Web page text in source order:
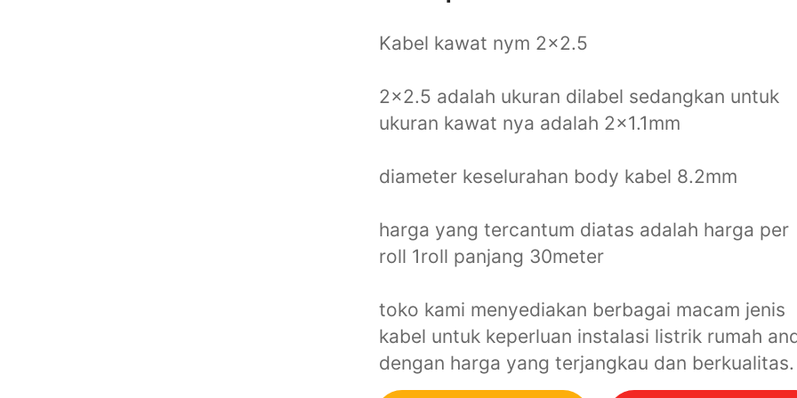
Kabel kawat nym 2x2.5
2x2.5 adalah ukuran dilabel sedangkan untuk
ukuran kawat nya adalah 2x1.1mm
diameter keselurahan body kabel 8.2mm
harga yang tercantum diatas adalah harga per
roll 1roll panjang 30meter
toko kami menyediakan berbagai macam jenis
kabel untuk keperluan instalasi listrik rumah
dengan harga yang terjangkau dan berkualitas.